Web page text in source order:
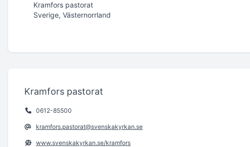
Kramfors pastorat
Sverige, Västernorrland
Kramfors pastorat
0612-85500
kramfors.pastorat@svenskakyrkan.se
www.svenskakyrkan.se/kramfors